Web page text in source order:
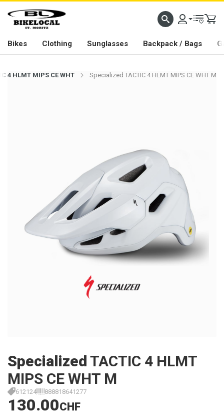
PASSION IN ALL WE DO
Bikes Clothing Sunglasses Backpack / Bags
4 HLMT MIPS CE WHT Specialized TACTIC 4 HLMT MIPS CE WHT M
Specialized TACTIC 4 HLMT
MIPS CE WHT M
612124 888818641277
130.00CHF